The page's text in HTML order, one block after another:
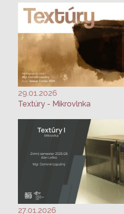
29.01.2026
Textúry - Mikrovlnka
27.01.2026